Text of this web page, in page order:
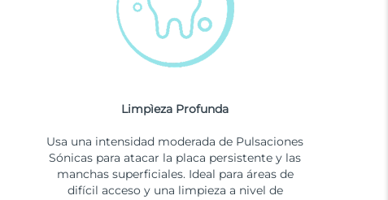
Limpìeza Profunda
Usa una intensidad moderada de Pulsaciones
Sónicas para atacar la placa persistente y las
manchas superficiales. Ideal para áreas de
difícil acceso y una limpieza a nivel de